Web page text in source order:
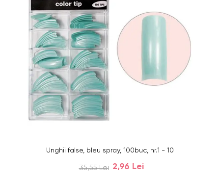
Unghii false, bleu spray, 100buc, nr.1 - 10
35,55 Lei 2,96 Lei